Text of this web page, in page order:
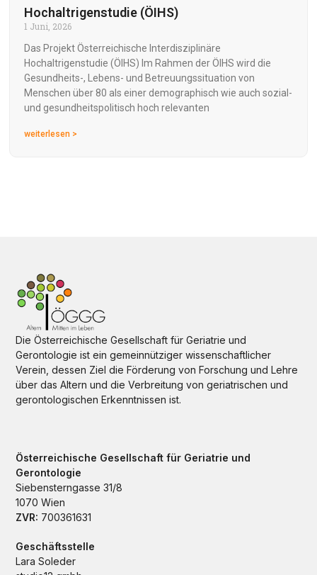
Hochaltrigenstudie (ÖIHS)
1 Juni, 2026
Das Projekt Österreichische Interdisziplinäre
Hochaltrigenstudie (ÖIHS) Im Rahmen der ÖIHS wird die
Gesundheits-, Lebens- und Betreuungssituation von
Menschen über 80 als einer demographisch wie auch sozial-
und gesundheitspolitisch hoch relevanten
weiterlesen >
Die Österreichische Gesellschaft für Geriatrie und
Gerontologie ist ein gemeinnütziger wissenschaftlicher
Verein, dessen Ziel die Förderung von Forschung und Lehre
über das Altern und die Verbreitung von geriatrischen und
gerontologischen Erkenntnissen ist.
Österreichische Gesellschaft für Geriatrie und
Gerontologie
Siebensterngasse 31/8
1070 Wien
ZVR: 700361631
Geschäftsstelle
Lara Soleder